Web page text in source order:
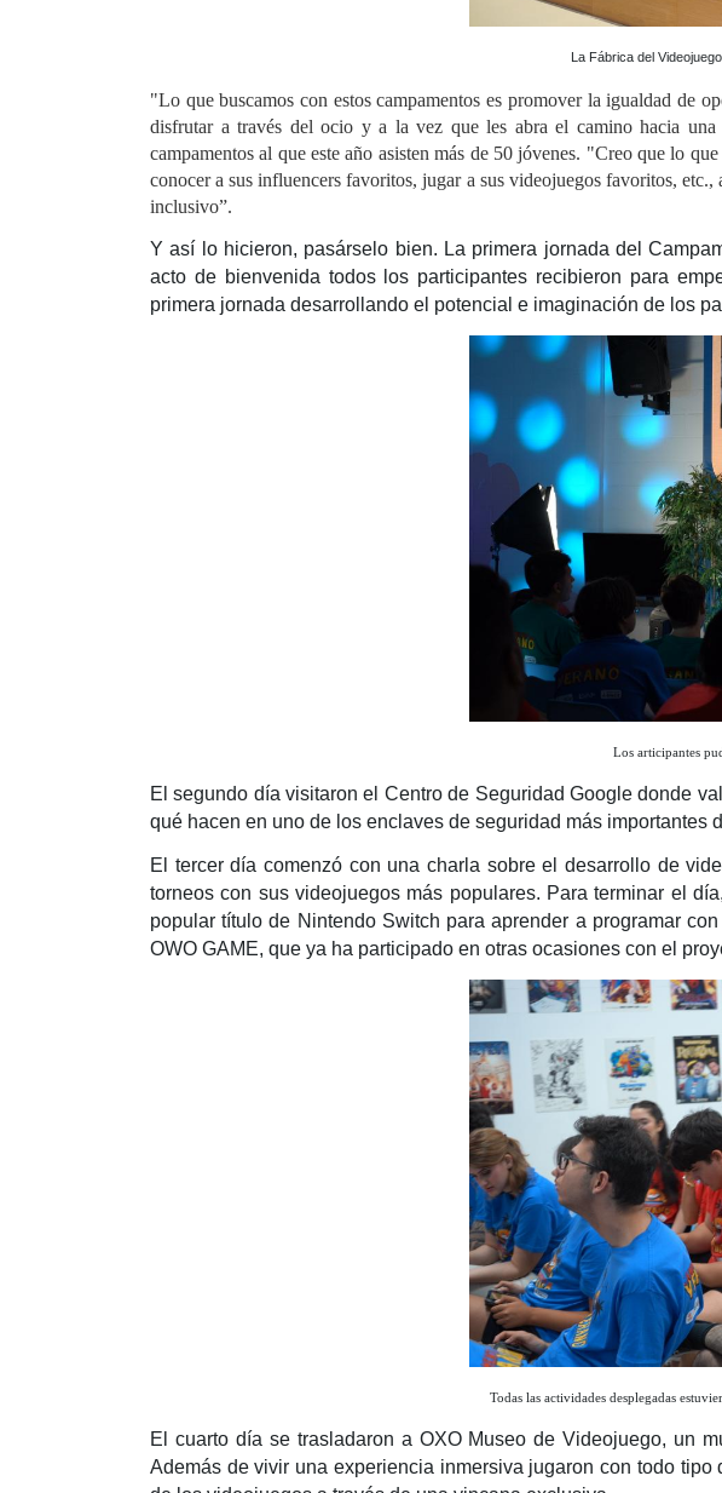
La Fábrica del
"Lo que buscamos con estos campamentos es promover la igualdad de
disfrutar a través del ocio y a la vez que les abra el camino hacia
campamentos al que este año asisten más de 50 jóvenes. "Creo que lo
conocer a sus influencers favoritos, jugar a sus videojuegos favoritos,
inclusivo”.
Y así lo hicieron, pasárselo bien. La primera jornada del
acto de bienvenida todos los participantes recibieron para
primera jornada desarrollando el potencial e imaginación de los
Los articipantes
El segundo día visitaron el Centro de Seguridad Google donde
qué hacen en uno de los enclaves de seguridad más
El tercer día comenzó con una charla sobre el desarrollo de
torneos con sus videojuegos más populares. Para terminar el
popular título de Nintendo Switch para aprender a programar
OWO GAME, que ya ha participado en otras ocasiones con el
Todas las actividades desplegadas
El cuarto día se trasladaron a OXO Museo de Videojuego, un
Además de vivir una experiencia inmersiva jugaron con todo